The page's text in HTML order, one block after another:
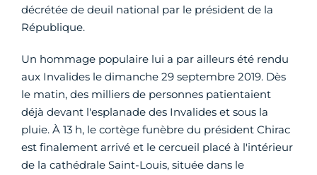
décrétée de deuil national par le président de la
République.
Un hommage populaire lui a par ailleurs été rendu
aux Invalides le dimanche 29 septembre 2019. Dès
le matin, des milliers de personnes patientaient
déjà devant l'esplanade des Invalides et sous la
pluie. À 13 h, le cortège funèbre du président Chirac
est finalement arrivé et le cercueil placé à l'intérieur
de la cathédrale Saint-Louis, située dans le